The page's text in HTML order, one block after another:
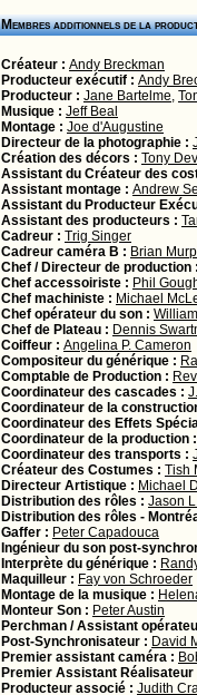
Membres additionnels de la
Créateur : Andy Breckman
Producteur exécutif : Andy
Producteur : Jane Bartelme,
Musique : Jeff Beal
Montage : Joe d'Augustine
Directeur de la photographie :
Création des décors : Tony
Assistant du Créateur des
Assistant montage : Andrew
Assistant du Producteur
Assistant des producteurs :
Cadreur : Trig Singer
Cadreur caméra B : Brian
Chef / Directeur de production :
Chef accessoiriste : Phil
Chef machiniste : Michael
Chef opérateur du son :
Chef de Plateau : Dennis
Coiffeur : Angelina P. Cameron
Compositeur du générique :
Comptable de Production :
Coordinateur des cascades :
Coordinateur de la
Coordinateur des Effets
Coordinateur de la production :
Coordinateur des transports :
Créateur des Costumes : Tish
Directeur Artistique : Michael
Distribution des rôles : Jason
Distribution des rôles -
Gaffer : Peter Capadouca
Ingénieur du son post-
Interprète du générique :
Maquilleur : Fay von Schroeder
Montage de la musique :
Monteur Son : Peter Austin
Perchman / Assistant
Post-Synchronisateur : David
Premier assistant caméra :
Premier Assistant Réalisateur
Producteur associé : Judith